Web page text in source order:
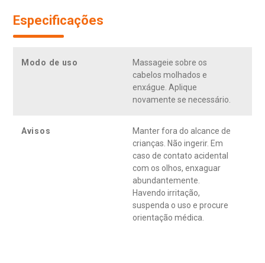
Especificações
Modo de uso
Massageie sobre os
cabelos molhados e
enxágue. Aplique
novamente se necessário.
Avisos
Manter fora do alcance de
crianças. Não ingerir. Em
caso de contato acidental
com os olhos, enxaguar
abundantemente.
Havendo irritação,
suspenda o uso e procure
orientação médica.